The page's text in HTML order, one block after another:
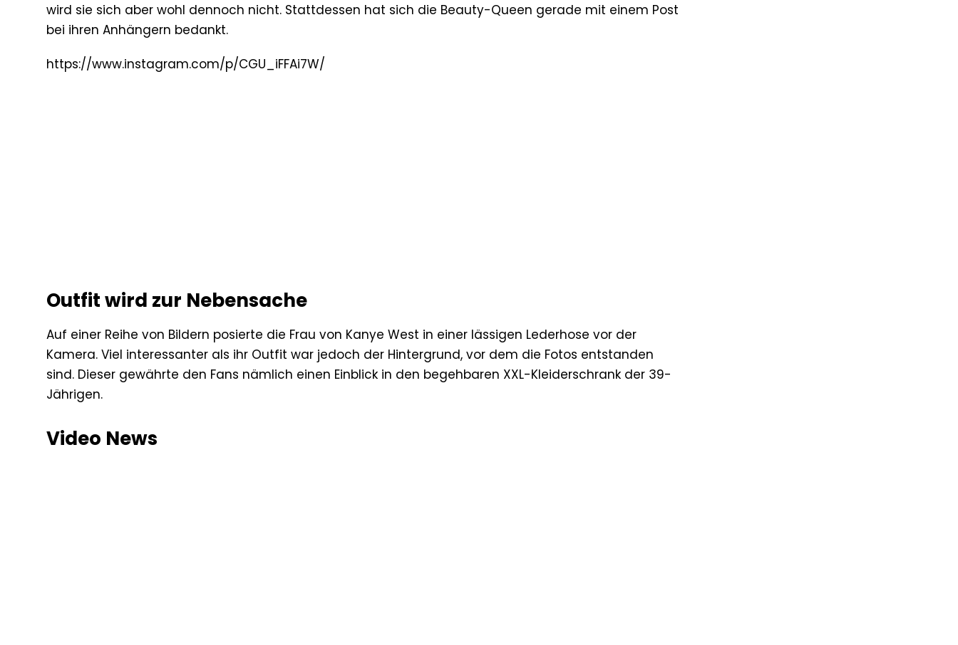
wird sie sich aber wohl dennoch nicht. Stattdessen hat sich die Beauty-Queen gerade mit einem Post
bei ihren Anhängern bedankt.
https://www.instagram.com/p/CGU_iFFAi7W/
Outfit wird zur Nebensache
Auf einer Reihe von Bildern posierte die Frau von Kanye West in einer lässigen Lederhose vor der
Kamera. Viel interessanter als ihr Outfit war jedoch der Hintergrund, vor dem die Fotos entstanden
sind. Dieser gewährte den Fans nämlich einen Einblick in den begehbaren XXL-Kleiderschrank der 39-
Jährigen.
Video News